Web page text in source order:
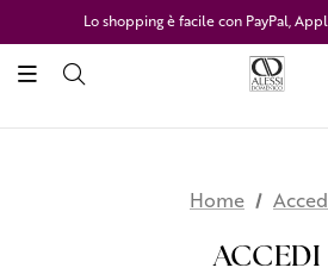
Lo shopping è facile con PayPal,
Home
ACCEDI